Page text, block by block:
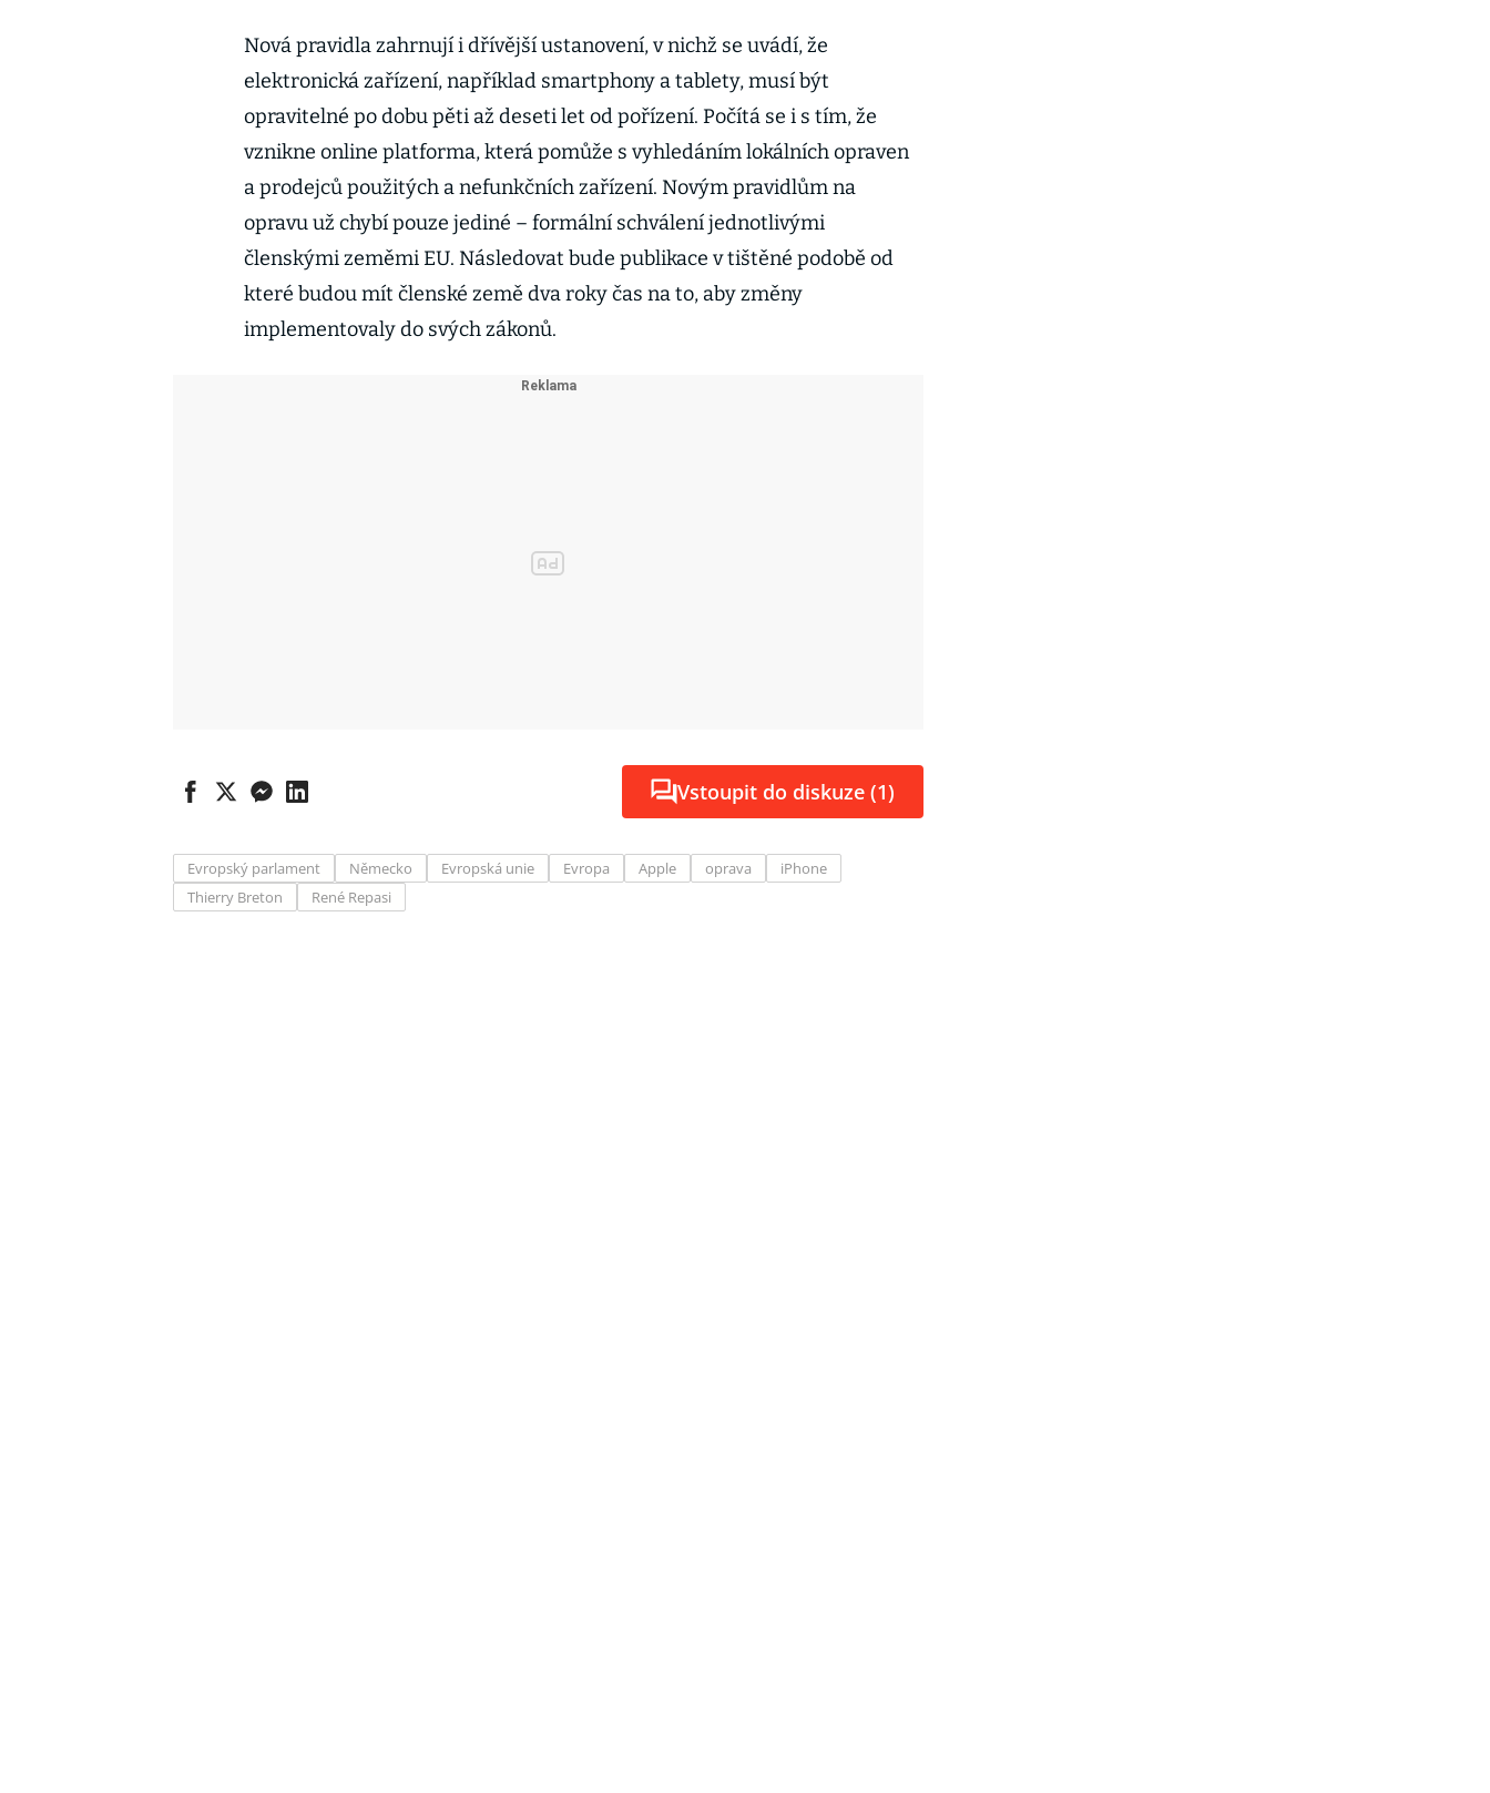
Nová pravidla zahrnují i dřívější ustanovení, v nichž se uvádí, že
elektronická zařízení, například smartphony a tablety, musí být
opravitelné po dobu pěti až deseti let od pořízení. Počítá se i s tím, že
vznikne online platforma, která pomůže s vyhledáním lokálních opraven
a prodejců použitých a nefunkčních zařízení. Novým pravidlům na
opravu už chybí pouze jediné – formální schválení jednotlivými
členskými zeměmi EU. Následovat bude publikace v tištěné podobě od
které budou mít členské země dva roky čas na to, aby změny
implementovaly do svých zákonů.
Vstoupit do diskuze (1)
Evropský parlament Německo Evropská unie Evropa Apple oprava
iPhone
Thierry Breton
René Repasi